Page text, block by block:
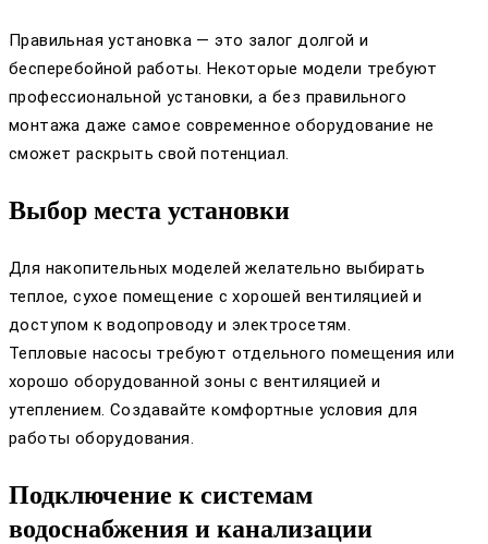
Правильная установка — это залог долгой и
бесперебойной работы. Некоторые модели требуют
профессиональной установки, а без правильного
монтажа даже самое современное оборудование не
сможет раскрыть свой потенциал.
Выбор места установки
Для накопительных моделей желательно выбирать
теплое, сухое помещение с хорошей вентиляцией и
доступом к водопроводу и электросетям.
Тепловые насосы требуют отдельного помещения или
хорошо оборудованной зоны с вентиляцией и
утеплением. Создавайте комфортные условия для
работы оборудования.
Подключение к системам
водоснабжения и канализации